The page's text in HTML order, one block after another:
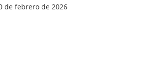
de febrero de 2026